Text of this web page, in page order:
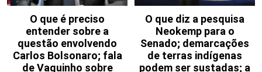
O que é preciso
entender sobre a
questão envolvendo
Carlos Bolsonaro; fala
de Vaguinho sobre
O que diz a pesquisa
Neokemp para o
Senado; demarcações
de terras indígenas
podem ser sustadas; a